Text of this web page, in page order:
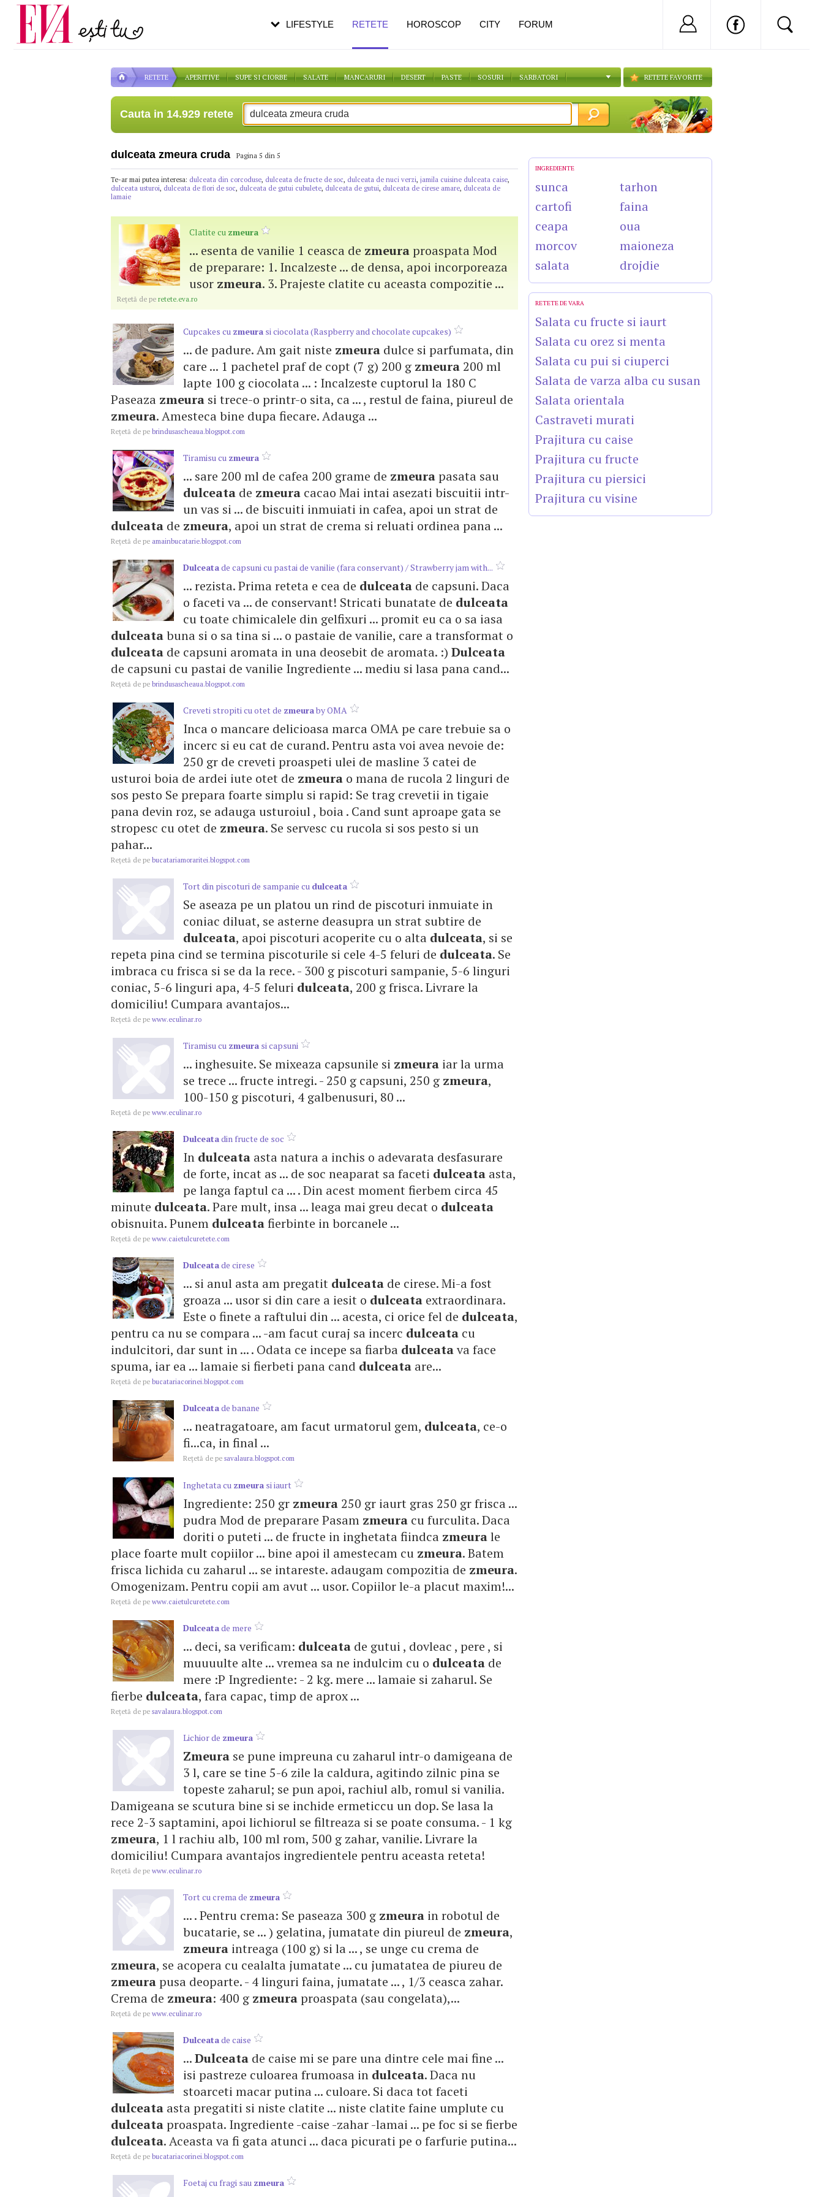
RETETE APERITIVE SUPE SI CIORBE SALATE MANCARURI DESERT PASTE SOSURI SARBATORI RETETE FAVORITE
Cauta in 14.929 retete
dulceata zmeura cruda Pagina 5 din 5
Te-ar mai putea interesa: dulceata din corcoduse, dulceata de fructe de soc, dulceata de nuci verzi, jamila cuisine dulceata caise,
dulceata usturoi, dulceata de flori de soc, dulceata de gutui cubulete, dulceata de gutui, dulceata de cirese amare, dulceata de
lamaie
Clatite cu zmeura
... esenta de vanilie 1 ceasca de zmeuraproaspata Mod
de preparare: 1. Incalzeste ... de densa, apoi incorporeaza
usor zmeura. 3. Prajeste clatite cu aceasta compozitie ...
Reţetă de pe retete.eva.ro
Cupcakes cu zmeura si ciocolata (Raspberry and chocolate cupcakes)
... de padure. Am gait niste zmeura dulce si parfumata, din
care ... 1 pachetel praf de copt (7 g) 200 g zmeura 200 ml
lapte 100 g ciocolata ... : Incalzeste cuptorul la 180 C
Paseaza zmeura si trece-o printr-o sita, ca ... , restul de faina, piureul de
zmeura. Amesteca bine dupa fiecare. Adauga ...
Reţetă de pe brindusascheaua.blogspot.com
Tiramisu cu zmeura
... sare 200 ml de cafea 200 grame de zmeurapasata sau
dulceata de zmeura cacao Mai intai asezati biscuitii intr-
un vas si ... de biscuiti inmuiati in cafea, apoi un strat de
dulceata de zmeura, apoi un strat de crema si reluati ordinea pana ...
Reţetă de pe amainbucatarie.blogspot.com
Dulceatade capsuni cu pastai de vanilie (fara conservant) / Strawberry jam with...
... rezista. Prima reteta e cea de dulceata de capsuni. Daca
o faceti va ... de conservant! Stricati bunatate de dulceata
cu toate chimicalele din gelfixuri ... promit eu ca o sa iasa
dulceatabuna si o sa tina si ... o pastaie de vanilie, care a transformat o
dulceata de capsuni aromata in una deosebit de aromata. :) Dulceata
de capsuni cu pastai de vanilie Ingrediente ... mediu si lasa pana cand...
Reţetă de pe brindusascheaua.blogspot.com
Creveti stropiti cu otet de zmeuraby OMA
Inca o mancare delicioasa marca OMA pe care trebuie sa o
incerc si eu cat de curand. Pentru asta voi avea nevoie de:
250 gr de creveti proaspeti ulei de masline 3 catei de
usturoi boia de ardei iute otet de zmeura o mana de rucola 2 linguri de
sos pesto Se prepara foarte simplu si rapid: Se trag crevetii in tigaie
pana devin roz, se adauga usturoiul , boia . Cand sunt aproape gata se
stropesc cu otet de zmeura. Se servesc cu rucola si sos pesto si un
pahar...
Reţetă de pe bucatariamoraritei.blogspot.com
Tort din piscoturi de sampanie cu dulceata
Se aseaza pe un platou un rind de piscoturi inmuiate in
coniac diluat, se asterne deasupra un strat subtire de
dulceata, apoi piscoturi acoperite cu o alta dulceata, si se
repeta pina cind se termina piscoturile si cele 4-5 feluri de dulceata. Se
imbraca cu frisca si se da la rece. - 300 g piscoturi sampanie, 5-6 linguri
coniac, 5-6 linguri apa, 4-5 feluri dulceata, 200 g frisca. Livrare la
domiciliu! Cumpara avantajos...
Reţetă de pe www.eculinar.ro
Tiramisu cu zmeura si capsuni
... inghesuite. Se mixeaza capsunile si zmeura iar la urma
se trece ... fructe intregi. - 250 g capsuni, 250 g zmeura,
100-150 g piscoturi, 4 galbenusuri, 80 ...
Reţetă de pe www.eculinar.ro
Dulceatadin fructe de soc
In dulceata asta natura a inchis o adevarata desfasurare
de forte, incat as ... de soc neaparat sa faceti dulceata asta,
pe langa faptul ca ... . Din acest moment fierbem circa 45
minute dulceata. Pare mult, insa ... leaga mai greu decat o dulceata
obisnuita. Punem dulceatafierbinte in borcanele ...
Reţetă de pe www.caietulcuretete.com
Dulceatade cirese
... si anul asta am pregatit dulceata de cirese. Mi-a fost
groaza ... usor si din care a iesit o dulceata extraordinara.
Este o finete a raftului din ... acesta, ci orice fel de dulceata,
pentru ca nu se compara ... -am facut curaj sa incerc dulceata cu
indulcitori, dar sunt in ... . Odata ce incepe sa fiarba dulceatava face
spuma, iar ea ... lamaie si fierbeti pana cand dulceata are...
Reţetă de pe bucatariacorinei.blogspot.com
Dulceatade banane
... neatragatoare, am facut urmatorul gem, dulceata, ce-o
fi...ca, in final ...
Reţetă de pe savalaura.blogspot.com
Inghetata cu zmeura si iaurt
Ingrediente: 250 gr zmeura 250 gr iaurt gras 250 gr frisca ...
pudra Mod de preparare Pasam zmeura cu furculita. Daca
doriti o puteti ... de fructe in inghetata fiindca zmeurale
place foarte mult copiilor ... bine apoi il amestecam cu zmeura. Batem
frisca lichida cu zaharul ... se intareste. adaugam compozitia de zmeura.
Omogenizam. Pentru copii am avut ... usor. Copiilor le-a placut maxim!...
Reţetă de pe www.caietulcuretete.com
Dulceatade mere
... deci, sa verificam: dulceata de gutui , dovleac , pere , si
muuuulte alte ... vremea sa ne indulcim cu o dulceata de
mere :P Ingrediente: - 2 kg. mere ... lamaie si zaharul. Se
fierbe dulceata, fara capac, timp de aprox ...
Reţetă de pe savalaura.blogspot.com
Lichior de zmeura
Zmeura se pune impreuna cu zaharul intr-o damigeana de
3 l, care se tine 5-6 zile la caldura, agitindo zilnic pina se
topeste zaharul; se pun apoi, rachiul alb, romul si vanilia.
Damigeana se scutura bine si se inchide ermeticcu un dop. Se lasa la
rece 2-3 saptamini, apoi lichiorul se filtreaza si se poate consuma. - 1 kg
zmeura, 1 l rachiu alb, 100 ml rom, 500 g zahar, vanilie. Livrare la
domiciliu! Cumpara avantajos ingredientele pentru aceasta reteta!
Reţetă de pe www.eculinar.ro
Tort cu crema de zmeura
... . Pentru crema: Se paseaza 300 g zmeura in robotul de
bucatarie, se ... ) gelatina, jumatate din piureul de zmeura,
zmeura intreaga (100 g) si la ... , se unge cu crema de
zmeura, se acopera cu cealalta jumatate ... cu jumatatea de piureu de
zmeurapusa deoparte. - 4 linguri faina, jumatate ... , 1/3 ceasca zahar.
Crema de zmeura: 400 g zmeuraproaspata (sau congelata),...
Reţetă de pe www.eculinar.ro
Dulceatade caise
...Dulceata de caise mi se pare una dintre cele mai fine ...
isi pastreze culoarea frumoasa in dulceata. Daca nu
stoarceti macar putina ... culoare. Si daca tot faceti
dulceata asta pregatiti si niste clatite ... niste clatite faine umplute cu
dulceataproaspata. Ingrediente -caise -zahar -lamai ... pe foc si se fierbe
dulceata. Aceasta va fi gata atunci ... daca picurati pe o farfurie putina...
Reţetă de pe bucatariacorinei.blogspot.com
Foetaj cu fragi sau zmeura
INGREDIENTE
sunca
cartofi
ceapa
morcov
salata
tarhon
faina
oua
maioneza
drojdie
RETETE DE VARA
Salata cu fructe si iaurt
Salata cu orez si menta
Salata cu pui si ciuperci
Salata de varza alba cu susan
Salata orientala
Castraveti murati
Prajitura cu caise
Prajitura cu fructe
Prajitura cu piersici
Prajitura cu visine
LIFESTYLE RETETE HOROSCOP CITY FORUM Nu ai cont?
Carieră
Actualitate